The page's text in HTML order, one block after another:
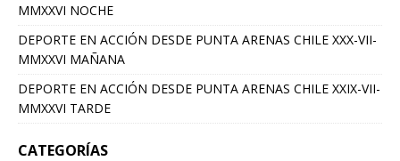
MMXXVI NOCHE
DEPORTE EN ACCIÓN DESDE PUNTA ARENAS CHILE XXX-VII-
MMXXVI MAÑANA
DEPORTE EN ACCIÓN DESDE PUNTA ARENAS CHILE XXIX-VII-
MMXXVI TARDE
CATEGORÍAS